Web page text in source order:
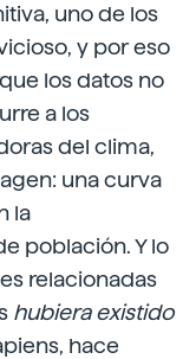
uno de los
y por eso
los datos no
a los
del clima,
una curva
la
población. Y lo
relacionadas
hubiera existido
hace